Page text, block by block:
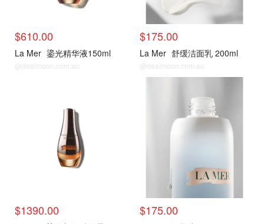
$610.00
La Mer 鎏光精华液150ml
@dealmoon.com.au
$175.00
La Mer 舒缓洁面乳 200ml
@dealmoon.com.au
$1390.00 $175.00